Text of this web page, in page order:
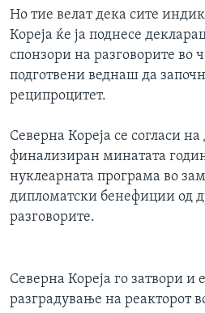
Но тие велат дека сите
Кореја ќе ја поднесе
спонзори на разговорите во
подготвени веднаш да
реципроцитет.
Северна Кореја се согласи на
финализиран минатата
нуклеарната програма во
дипломатски бенефиции од
разговорите.
Северна Кореја го затвори и
разградување на реакторот